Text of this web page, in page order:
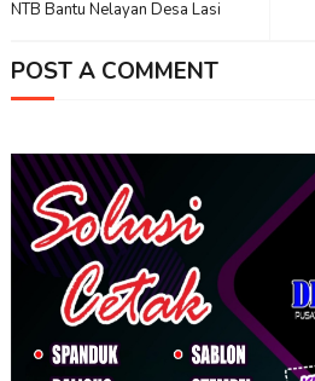
NTB Bantu Nelayan Desa Lasi
POST A COMMENT